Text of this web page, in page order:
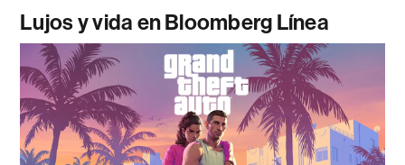
Lujos y vida en Bloomberg Línea